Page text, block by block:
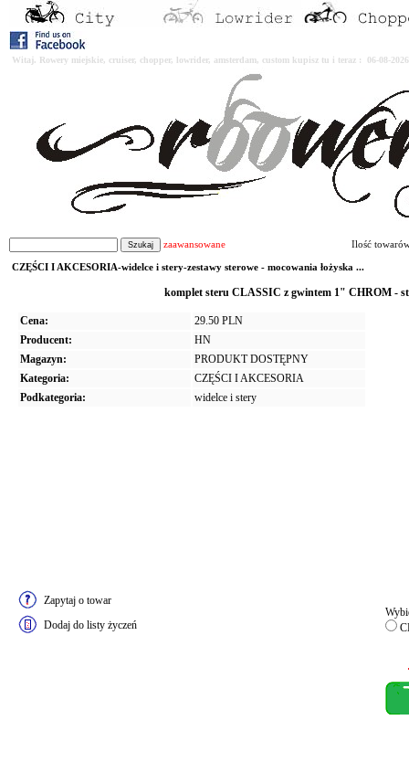
Witaj. Rowery miejskie, cruiser, chopper, lowrider, amsterdam, custom kupisz tu i teraz : 06-08-
zaawansowane Ilość
CZĘŚCI I AKCESORIA-widelce i stery-zestawy sterowe - mocowania łożyska ...
komplet steru CLASSIC z gwintem 1" CHROM -
Cena:
29.50 PLN
Producent:
HN
Magazyn:
PRODUKT DOSTĘPNY
Kategoria:
CZĘŚCI I AKCESORIA
Podkategoria:
widelce i stery
Zapytaj o towar
Dodaj do listy życzeń